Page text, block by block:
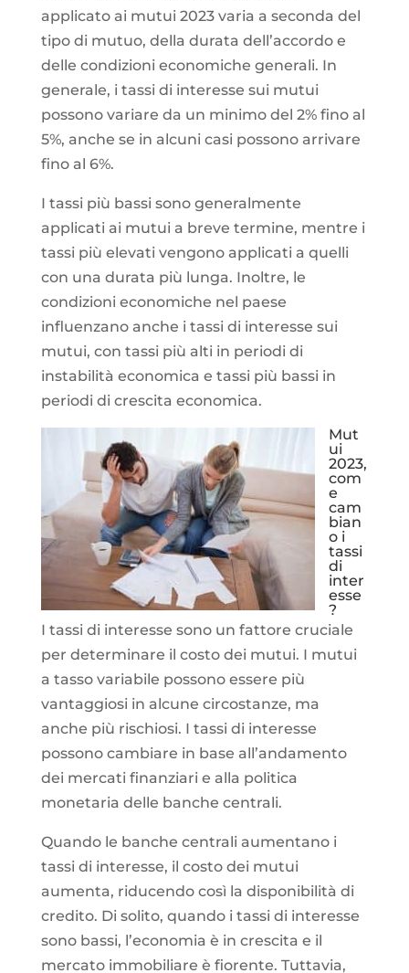
applicato ai mutui 2023 varia a seconda del
tipo di mutuo, della durata dell’accordo e
delle condizioni economiche generali. In
generale, i tassi di interesse sui mutui
possono variare da un minimo del 2% fino al
5%, anche se in alcuni casi possono arrivare
fino al 6%.
I tassi più bassi sono generalmente
applicati ai mutui a breve termine, mentre i
tassi più elevati vengono applicati a quelli
con una durata più lunga. Inoltre, le
condizioni economiche nel paese
influenzano anche i tassi di interesse sui
mutui, con tassi più alti in periodi di
instabilità economica e tassi più bassi in
periodi di crescita economica.
Mut
ui
2023,
com
e
cam
bian
o i
tassi
di
inter
esse
?
I tassi di interesse sono un fattore cruciale
per determinare il costo dei mutui. I mutui
a tasso variabile possono essere più
vantaggiosi in alcune circostanze, ma
anche più rischiosi. I tassi di interesse
possono cambiare in base all’andamento
dei mercati finanziari e alla politica
monetaria delle banche centrali.
Quando le banche centrali aumentano i
tassi di interesse, il costo dei mutui
aumenta, riducendo così la disponibilità di
credito. Di solito, quando i tassi di interesse
sono bassi, l’economia è in crescita e il
mercato immobiliare è fiorente. Tuttavia,